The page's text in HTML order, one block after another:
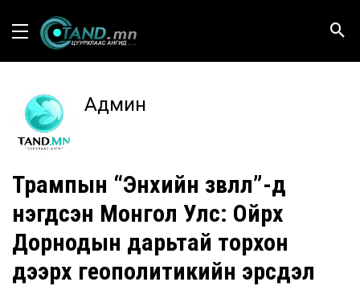
Админ
Трампын “Энхийн зөвлөл”-д
нэгдсэн Монгол Улс: Ойрх
Дорнодын дарьтай торхон
дээрх геополитикийн эрсдэл